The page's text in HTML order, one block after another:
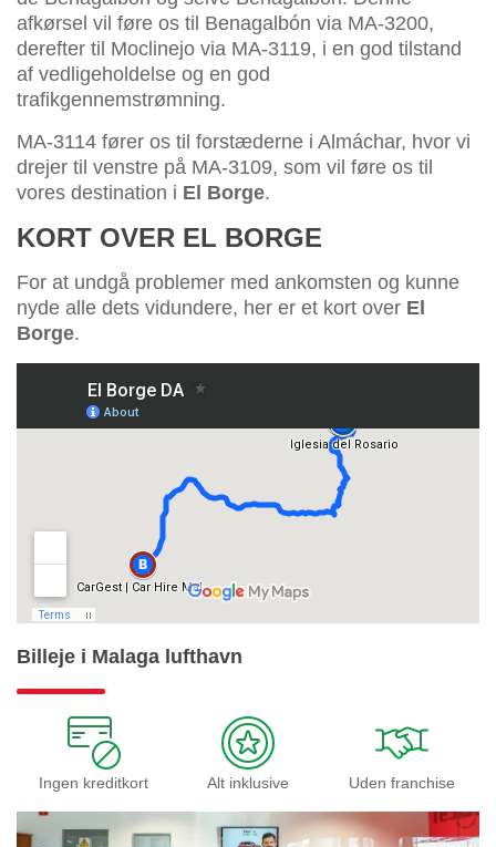
afkørsel vil føre os til Benagalbón via MA-3200,
derefter til Moclinejo via MA-3119, i en god tilstand
af vedligeholdelse og en god
trafikgennemstrømning.
MA-3114 fører os til forstæderne i Almáchar, hvor vi
drejer til venstre på MA-3109, som vil føre os til
vores destination i El Borge.
KORT OVER EL BORGE
For at undgå problemer med ankomsten og kunne
nyde alle dets vidundere, her er et kort over El
Borge.
Billeje i Malaga lufthavn
Ingen kreditkort Alt inklusive Uden franchise